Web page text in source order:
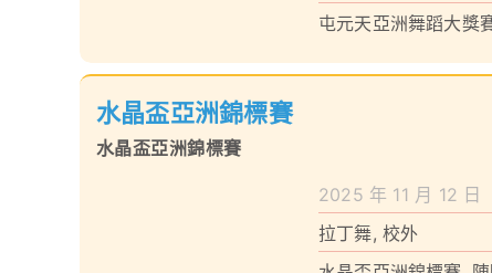
屯元天亞洲舞蹈大獎
水晶盃亞洲錦標賽
水晶盃亞洲錦標賽
2025 年 11 月 12 日
拉丁舞,校外